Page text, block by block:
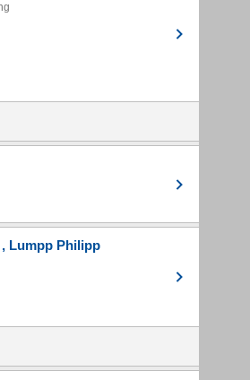
Lumpp Philipp